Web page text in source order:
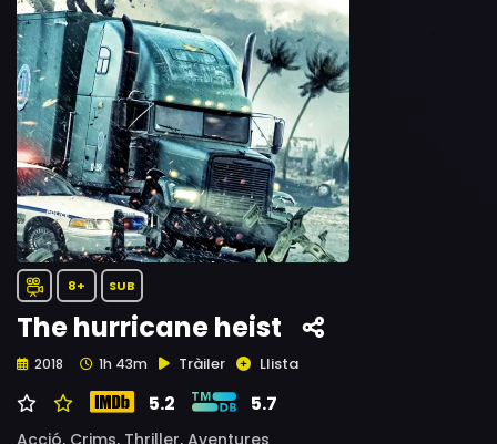
8+ SUB
The hurricane heist
2018 1h 43m Tràiler Llista
5.2 5.7
Acció, Crims, Thriller, Aventures